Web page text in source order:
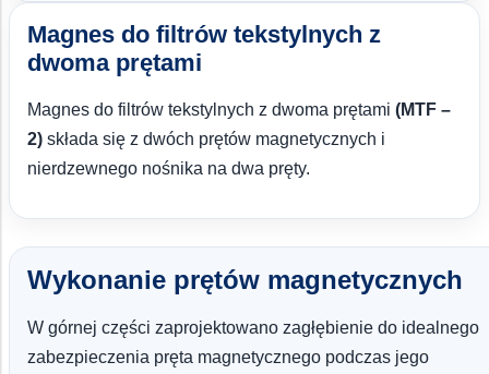
Magnes do filtrów tekstylnych z
dwoma prętami
Magnes do filtrów tekstylnych z dwoma prętami (MTF –
2) składa się z dwóch prętów magnetycznych i
nierdzewnego nośnika na dwa pręty.
Wykonanie prętów magnetycznych
W górnej części zaprojektowano zagłębienie do idealnego
zabezpieczenia pręta magnetycznego podczas jego